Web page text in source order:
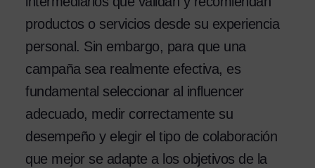
productos o servicios desde su experiencia
personal. Sin embargo, para que una
campaña sea realmente efectiva, es
fundamental seleccionar al influencer
adecuado, medir correctamente su
desempeño y elegir el tipo de colaboración
que mejor se adapte a los objetivos de la